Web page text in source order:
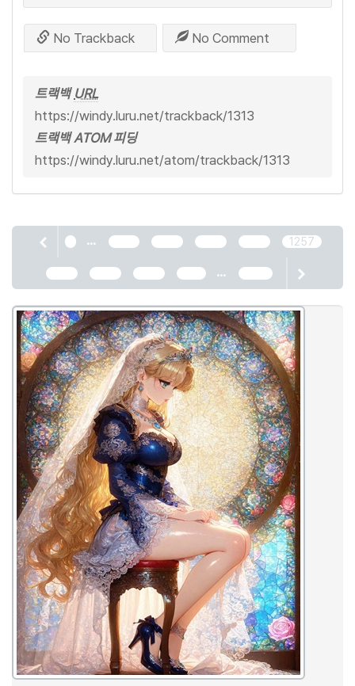
No Trackback No Comment
트랙백 URL
https://windy.luru.net/trackback/1313
트랙백 ATOM 피딩
https://windy.luru.net/atom/trackback/1313
... 1257
...